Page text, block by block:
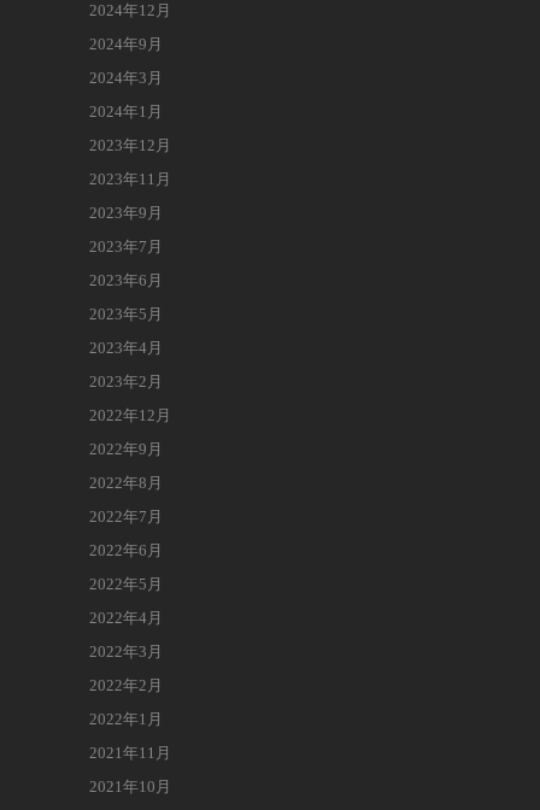
2024年12月
2024年9月
2024年3月
2024年1月
2023年12月
2023年11月
2023年9月
2023年7月
2023年6月
2023年5月
2023年4月
2023年2月
2022年12月
2022年9月
2022年8月
2022年7月
2022年6月
2022年5月
2022年4月
2022年3月
2022年2月
2022年1月
2021年11月
2021年10月